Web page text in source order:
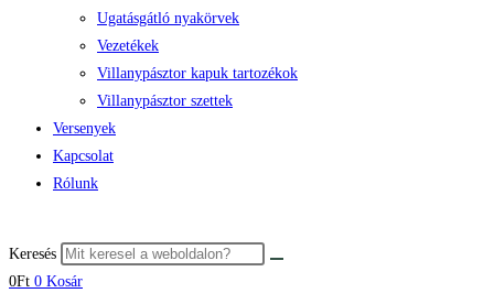
Ugatásgátló nyakörvek
Vezetékek
Villanypásztor kapuk tartozékok
Villanypásztor szettek
Versenyek
Kapcsolat
Rólunk
Keresés
0Ft 0 Kosár